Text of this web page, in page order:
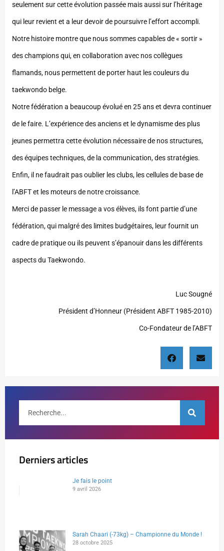
seulement sur cette évolution passée mais aussi sur l’héritage
qui leur revient et a leur devoir de poursuivre l’effort accompli.
Notre histoire montre que nous sommes capables de « sortir »
des champions qui, en collaboration avec nos collègues
flamands, nous permettent de porter haut les couleurs du
taekwondo belge.
Notre fédération a beaucoup évolué en 25 ans et devra continuer
de le faire. L’expérience des anciens et le dynamisme des plus
jeunes permettra cette évolution nécessaire de nos structures,
des équipes techniques, de la communication, des stratégies.
Enfin, il ne faudrait pas oublier les clubs, les cellules de base de
l’ABFT et les moteurs de notre croissance.
Merci de passer le message a vos élèves, ils font partie d’une
fédération, qui malgré des limites budgétaires, leur fournit un
cadre de pratique ou ils peuvent s’épanouir dans les différents
aspects du Taekwondo.
Luc Sougné
Président d’Honneur (Président ABFT 1985-2010)
Co-Fondateur de l’ABFT
Derniers articles
Je fais le point
9 avril 2026
Sarah Chaari (-73kg) – Championne du Monde !
28 octobre 2025